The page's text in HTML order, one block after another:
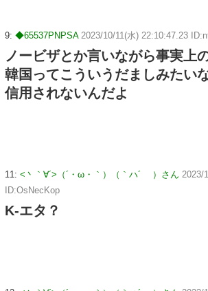
9: ◆65537PNPSA 2023/10/11(水) 22:10:47.23
ノービザとか言いながら事実上
韓国ってこういうだましみたい
信用されないんだよ
11: <丶｀∀´>（´・ω・｀）（｀ハ´ ）さん 2023/
ID:OsNecKop
K-エタ？